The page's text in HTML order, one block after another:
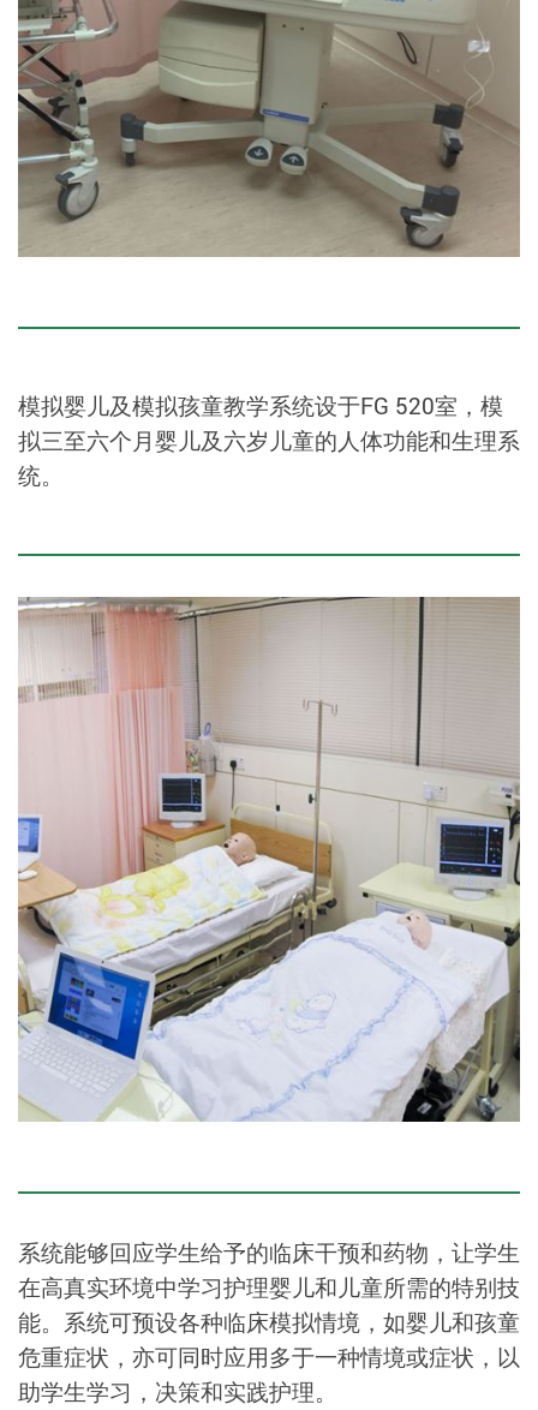
模拟婴儿及模拟孩童教学系统设于FG 520室，模
拟三至六个月婴儿及六岁儿童的人体功能和生理系
统。
系统能够回应学生给予的临床干预和药物，让学生
在高真实环境中学习护理婴儿和儿童所需的特别技
能。系统可预设各种临床模拟情境，如婴儿和孩童
危重症状，亦可同时应用多于一种情境或症状，以
助学生学习，决策和实践护理。